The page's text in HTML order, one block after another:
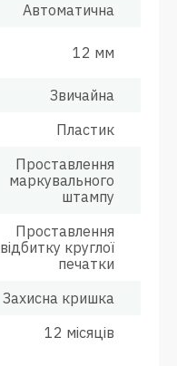
Автоматична
12 мм
Звичайна
Пластик
Проставлення
маркувального
штампу
Проставлення
відбитку круглої
печатки
Захисна кришка
12 місяців